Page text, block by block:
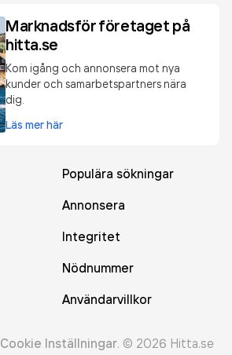
Marknadsför företaget på
hitta.se
Kom igång och annonsera mot nya
kunder och samarbetspartners nära
dig.
Läs mer här
Populära sökningar
Annonsera
Integritet
Nödnummer
Användarvillkor
Cookie Inställningar. © 2026 Hitta.se